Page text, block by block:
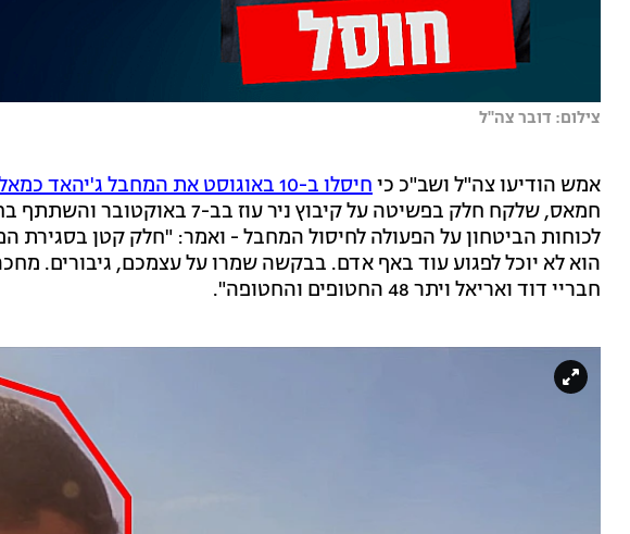
צילום: דובר צה"ל
אמש הודיעו צה"ל ושב"כ כי חיסלו ב-10 באוגוסט את המחבל ג'יהאד כמאל סאלם נג'אר
חמאס, שלקח חלק בפשיטה על קיבוץ ניר
לכוחות הביטחון על הפעולה לחיסול המחבל - ואמר: "חלק קטן בסגירת
הוא לא יוכל לפגוע עוד באף אדם. בבקשה שמרו על עצמכם, גיבורים.
חבריי דוד ואריאל ויתר 48 החטופים והחטופה".